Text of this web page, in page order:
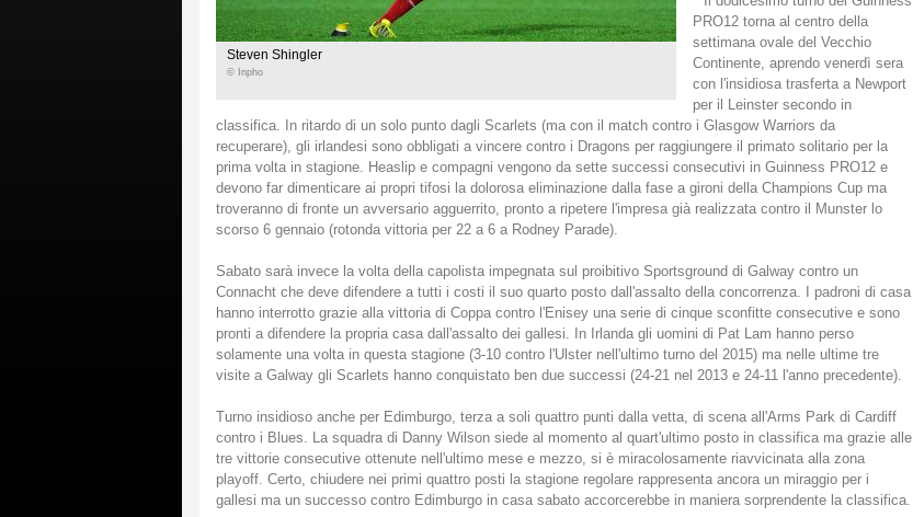
Steven Shingler
© Inpho
PRO12 torna al centro della
settimana ovale del Vecchio
Continente, aprendo venerdì sera
con l'insidiosa trasferta a Newport
per il Leinster secondo in
classifica. In ritardo di un solo punto dagli Scarlets (ma con il match contro i Glasgow Warriors da
recuperare), gli irlandesi sono obbligati a vincere contro i Dragons per raggiungere il primato solitario per la
prima volta in stagione. Heaslip e compagni vengono da sette successi consecutivi in Guinness PRO12 e
devono far dimenticare ai propri tifosi la dolorosa eliminazione dalla fase a gironi della Champions Cup ma
troveranno di fronte un avversario agguerrito, pronto a ripetere l'impresa già realizzata contro il Munster lo
scorso 6 gennaio (rotonda vittoria per 22 a 6 a Rodney Parade).
Sabato sarà invece la volta della capolista impegnata sul proibitivo Sportsground di Galway contro un
Connacht che deve difendere a tutti i costi il suo quarto posto dall'assalto della concorrenza. I padroni di casa
hanno interrotto grazie alla vittoria di Coppa contro l'Enisey una serie di cinque sconfitte consecutive e sono
pronti a difendere la propria casa dall'assalto dei gallesi. In Irlanda gli uomini di Pat Lam hanno perso
solamente una volta in questa stagione (3-10 contro l'Ulster nell'ultimo turno del 2015) ma nelle ultime tre
visite a Galway gli Scarlets hanno conquistato ben due successi (24-21 nel 2013 e 24-11 l'anno precedente).
Turno insidioso anche per Edimburgo, terza a soli quattro punti dalla vetta, di scena all'Arms Park di Cardiff
contro i Blues. La squadra di Danny Wilson siede al momento al quart'ultimo posto in classifica ma grazie alle
tre vittorie consecutive ottenute nell'ultimo mese e mezzo, si è miracolosamente riavvicinata alla zona
playoff. Certo, chiudere nei primi quattro posti la stagione regolare rappresenta ancora un miraggio per i
gallesi ma un successo contro Edimburgo in casa sabato accorcerebbe in maniera sorprendente la classifica.